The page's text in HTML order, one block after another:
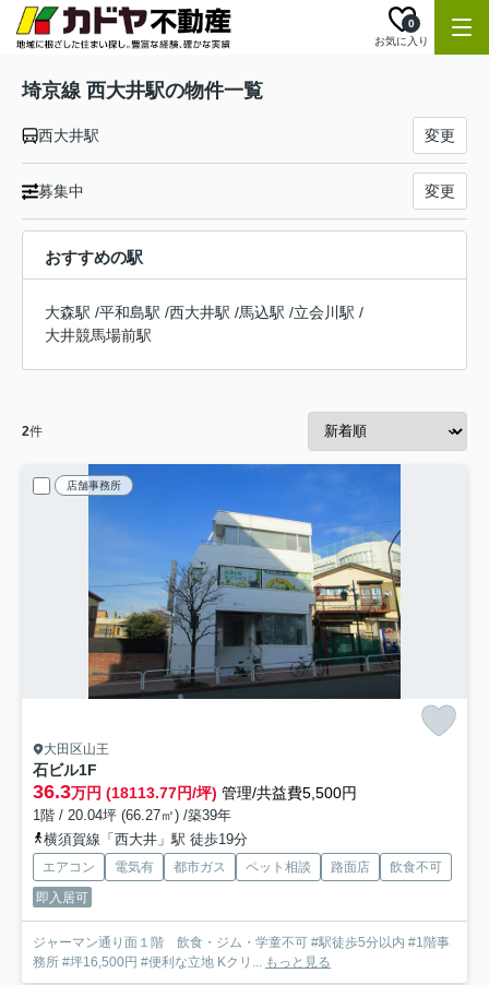
お気に入り
0
埼京線 西大井駅の物件一覧
西大井駅 変更
募集中 変更
おすすめの駅
大森駅 /平和島駅 /西大井駅 /馬込駅 /立会川駅 /
大井競馬場前駅
2件
店舗事務所
大田区山王
石ビル1F
36.3万円 (18113.77円/坪) 管理/共益費5,500円
1階 / 20.04坪 (66.27㎡) /築39年
横須賀線「西大井」駅 徒歩19分
エアコン 電気有 都市ガス ペット相談 路面店
飲食不可
即入居可
ジャーマン通り面１階 飲食・ジム・学童不可 #駅徒歩5分以内 #1階事
務所 #坪16,500円 #便利な立地 Kクリ... もっと見る